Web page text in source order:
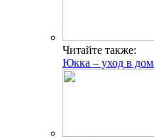
Читайте также:
Юкка – уход в